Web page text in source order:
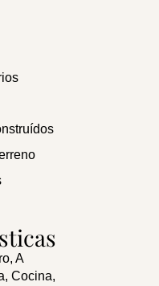
A
Cocina,